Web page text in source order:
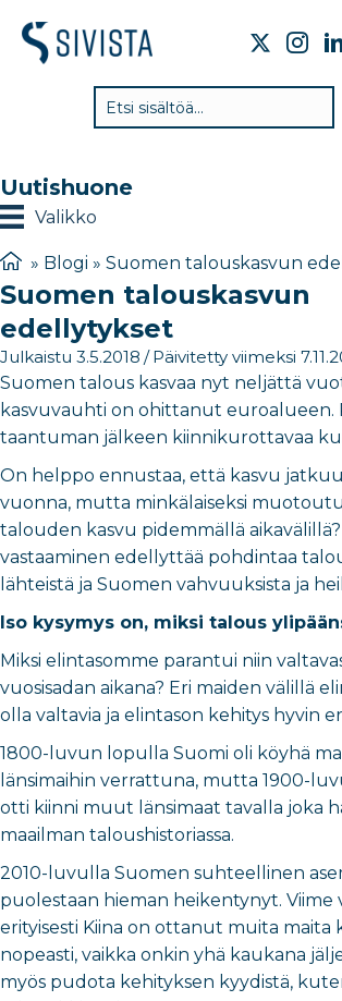
Uutishuone
Valikko
» Blogi » Suomen talouskasvun
Suomen talouskasvun
edellytykset
Julkaistu 3.5.2018 / Päivitetty viimeksi
Suomen talous kasvaa nyt neljättä
kasvuvauhti on ohittanut euroalueen.
taantuman jälkeen kiinnikurottavaa
On helppo ennustaa, että kasvu
vuonna, mutta minkälaiseksi
talouden kasvu pidemmällä
vastaaminen edellyttää pohdintaa
lähteistä ja Suomen vahvuuksista ja
Iso kysymys on, miksi talous
Miksi elintasomme parantui niin
vuosisadan aikana? Eri maiden välillä
olla valtavia ja elintason kehitys hyvin
1800-luvun lopulla Suomi oli köyhä
länsimaihin verrattuna, mutta 1900-
otti kiinni muut länsimaat tavalla joka
maailman taloushistoriassa.
2010-luvulla Suomen suhteellinen
puolestaan hieman heikentynyt. Viime
erityisesti Kiina on ottanut muita maita
nopeasti, vaikka onkin yhä kaukana
myös pudota kehityksen kyydistä,